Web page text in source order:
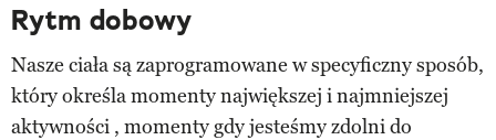
Rytm dobowy
Nasze ciała są zaprogramowane w specyficzny sposób,
który określa momenty największej i najmniejszej
aktywności , momenty gdy jesteśmy zdolni do